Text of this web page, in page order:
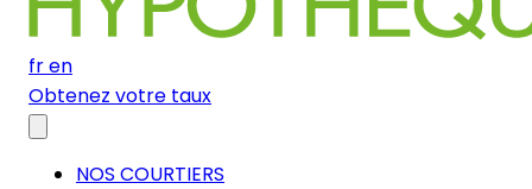
fren
Obtenez votre taux
NOS COURTIERS